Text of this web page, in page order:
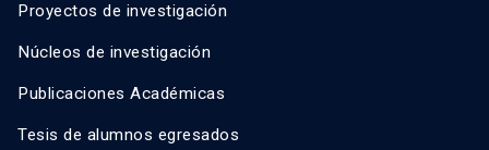
Proyectos de investigación
Núcleos de investigación
Publicaciones Académicas
Tesis de alumnos egresados